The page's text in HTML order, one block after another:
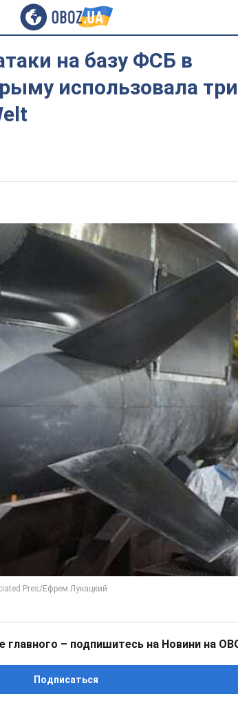
на базу ФСБ в
использовала
главного – подпишитесь на Новини на
Подписаться